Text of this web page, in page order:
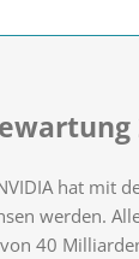
hat mit
werden.
40